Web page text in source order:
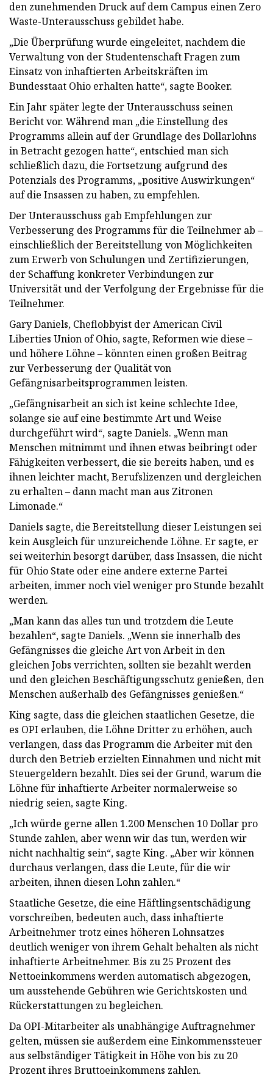
den zunehmenden Druck auf dem Campus einen Zero
Waste-Unterausschuss gebildet habe.
„Die Überprüfung wurde eingeleitet, nachdem die
Verwaltung von der Studentenschaft Fragen zum
Einsatz von inhaftierten Arbeitskräften im
Bundesstaat Ohio erhalten hatte“, sagte Booker.
Ein Jahr später legte der Unterausschuss seinen
Bericht vor. Während man „die Einstellung des
Programms allein auf der Grundlage des Dollarlohns
in Betracht gezogen hatte“, entschied man sich
schließlich dazu, die Fortsetzung aufgrund des
Potenzials des Programms, „positive Auswirkungen“
auf die Insassen zu haben, zu empfehlen.
Der Unterausschuss gab Empfehlungen zur
Verbesserung des Programms für die Teilnehmer ab –
einschließlich der Bereitstellung von Möglichkeiten
zum Erwerb von Schulungen und Zertifizierungen,
der Schaffung konkreter Verbindungen zur
Universität und der Verfolgung der Ergebnisse für die
Teilnehmer.
Gary Daniels, Cheflobbyist der American Civil
Liberties Union of Ohio, sagte, Reformen wie diese –
und höhere Löhne – könnten einen großen Beitrag
zur Verbesserung der Qualität von
Gefängnisarbeitsprogrammen leisten.
„Gefängnisarbeit an sich ist keine schlechte Idee,
solange sie auf eine bestimmte Art und Weise
durchgeführt wird“, sagte Daniels. „Wenn man
Menschen mitnimmt und ihnen etwas beibringt oder
Fähigkeiten verbessert, die sie bereits haben, und es
ihnen leichter macht, Berufslizenzen und dergleichen
zu erhalten – dann macht man aus Zitronen
Limonade.“
Daniels sagte, die Bereitstellung dieser Leistungen sei
kein Ausgleich für unzureichende Löhne. Er sagte, er
sei weiterhin besorgt darüber, dass Insassen, die nicht
für Ohio State oder eine andere externe Partei
arbeiten, immer noch viel weniger pro Stunde bezahlt
werden.
„Man kann das alles tun und trotzdem die Leute
bezahlen“, sagte Daniels. „Wenn sie innerhalb des
Gefängnisses die gleiche Art von Arbeit in den
gleichen Jobs verrichten, sollten sie bezahlt werden
und den gleichen Beschäftigungsschutz genießen, den
Menschen außerhalb des Gefängnisses genießen.“
King sagte, dass die gleichen staatlichen Gesetze, die
es OPI erlauben, die Löhne Dritter zu erhöhen, auch
verlangen, dass das Programm die Arbeiter mit den
durch den Betrieb erzielten Einnahmen und nicht mit
Steuergeldern bezahlt. Dies sei der Grund, warum die
Löhne für inhaftierte Arbeiter normalerweise so
niedrig seien, sagte King.
„Ich würde gerne allen 1.200 Menschen 10 Dollar pro
Stunde zahlen, aber wenn wir das tun, werden wir
nicht nachhaltig sein“, sagte King. „Aber wir können
durchaus verlangen, dass die Leute, für die wir
arbeiten, ihnen diesen Lohn zahlen.“
Staatliche Gesetze, die eine Häftlingsentschädigung
vorschreiben, bedeuten auch, dass inhaftierte
Arbeitnehmer trotz eines höheren Lohnsatzes
deutlich weniger von ihrem Gehalt behalten als nicht
inhaftierte Arbeitnehmer. Bis zu 25 Prozent des
Nettoeinkommens werden automatisch abgezogen,
um ausstehende Gebühren wie Gerichtskosten und
Rückerstattungen zu begleichen.
Da OPI-Mitarbeiter als unabhängige Auftragnehmer
gelten, müssen sie außerdem eine Einkommenssteuer
aus selbständiger Tätigkeit in Höhe von bis zu 20
Prozent ihres Bruttoeinkommens zahlen.